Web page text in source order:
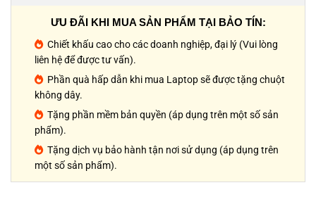
ƯU ĐÃI KHI MUA SẢN PHẨM TẠI BẢO TÍN:
Chiết khấu cao cho các doanh nghiệp, đại lý (Vui lòng
liên hệ để được tư vấn).
Phần quà hấp dẫn khi mua Laptop sẽ được tặng chuột
không dây.
Tặng phần mềm bản quyền (áp dụng trên một số sản
phẩm).
Tặng dịch vụ bảo hành tận nơi sử dụng (áp dụng trên
một số sản phẩm).